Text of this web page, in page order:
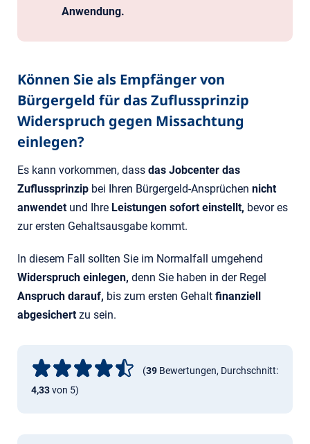
Anwendung.
Können Sie als Empfänger von
Bürgergeld für das Zuflussprinzip
Widerspruch gegen Missachtung
einlegen?
Es kann vorkommen, dass das Jobcenter das
Zuflussprinzip bei Ihren Bürgergeld-Ansprüchen nicht
anwendetund Ihre Leistungen sofort einstellt, bevor es
zur ersten Gehaltsausgabe kommt.
In diesem Fall sollten Sie im Normalfall umgehend
Widerspruch einlegen, denn Sie haben in der Regel
Anspruch darauf, bis zum ersten Gehalt finanziell
abgesichertzu sein.
(39 Bewertungen, Durchschnitt:
4,33von 5)